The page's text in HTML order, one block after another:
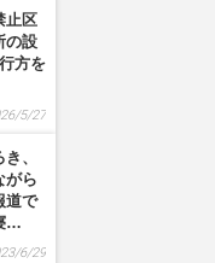
止区
の設
方を
5/27
、
がら
道で
…
6/29